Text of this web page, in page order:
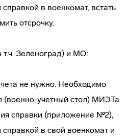
в военкомат, встать
отсрочку.
Зеленоград) и МО:
не нужно. Необходимо
(военно-учетный стол) МИЭТа
справки (приложение №2),
справкой в свой военкомат и